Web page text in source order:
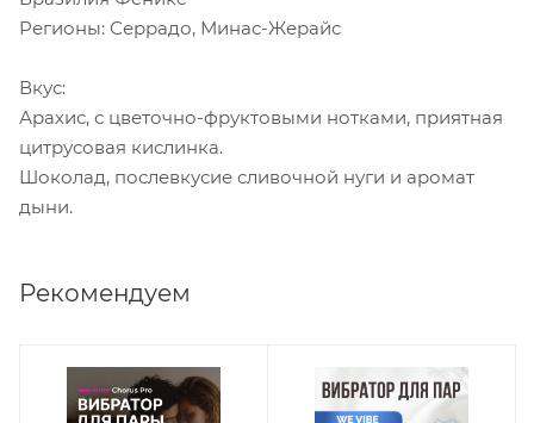
Регионы: Серрадо, Минас-Жерайс
Вкус:
Арахис, с цветочно-фруктовыми нотками, приятная
цитрусовая кислинка.
Шоколад, послевкусие сливочной нуги и аромат
дыни.
Рекомендуем